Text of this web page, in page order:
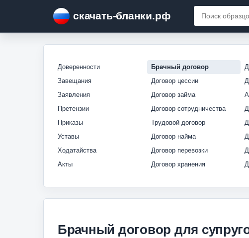
скачать-бланки.рф
Доверенности
Завещания
Заявления
Претензии
Приказы
Уставы
Ходатайства
Акты
Брачный договор
Договор цессии
Договор займа
Договор сотрудничества
Трудовой договор
Договор найма
Договор перевозки
Договор хранения
Брачный договор для